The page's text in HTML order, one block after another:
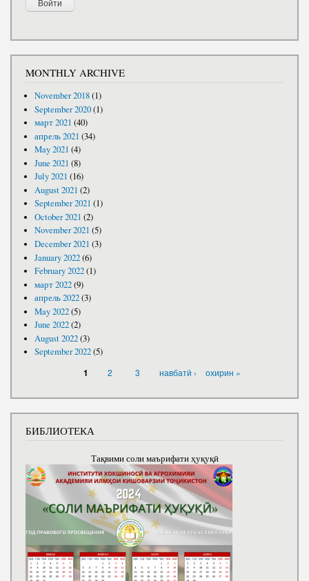
MONTHLY ARCHIVE
November 2018(1)
September 2020(1)
март 2021 (40)
апрель 2021 (34)
May 2021 (4)
June 2021 (8)
July 2021 (16)
August 2021 (2)
September 2021 (1)
October 2021 (2)
November 2021 (5)
December 2021 (3)
January 2022(6)
February 2022(1)
март 2022(9)
апрель 2022(3)
May 2022(5)
June 2022(2)
August 2022(3)
September 2022(5)
1 2 3 навбатӣ › охирин »
БИБЛИОТЕКА
Тақвими соли маърифати ҳуқуқӣ